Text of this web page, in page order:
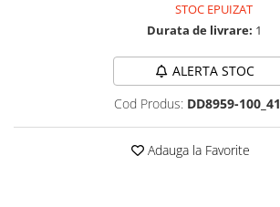
STOC EPUIZAT
Durata de livrare: 1
ALERTA STOC
Cod Produs: DD8959-100_41
Adauga la Favorite